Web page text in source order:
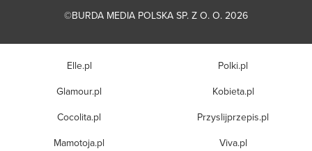
©BURDA MEDIA POLSKA SP. Z O. O. 2026
Elle.pl
Glamour.pl
Cocolita.pl
Mamotoja.pl
Polki.pl
Kobieta.pl
Przyslijprzepis.pl
Viva.pl